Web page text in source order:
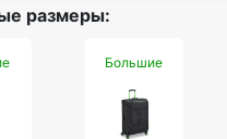
размеры:
Большие